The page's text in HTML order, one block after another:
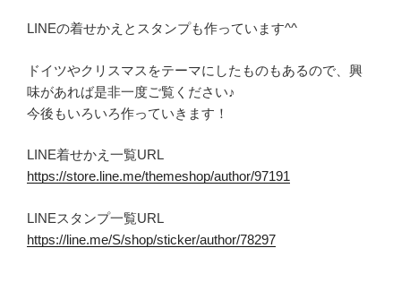
LINEの着せかえとスタンプも作っています^^
ドイツやクリスマスをテーマにしたものもあるので、興
味があれば是非一度ご覧ください♪
今後もいろいろ作っていきます！
LINE着せかえ一覧URL
https://store.line.me/themeshop/author/97191
LINEスタンプ一覧URL
https://line.me/S/shop/sticker/author/78297